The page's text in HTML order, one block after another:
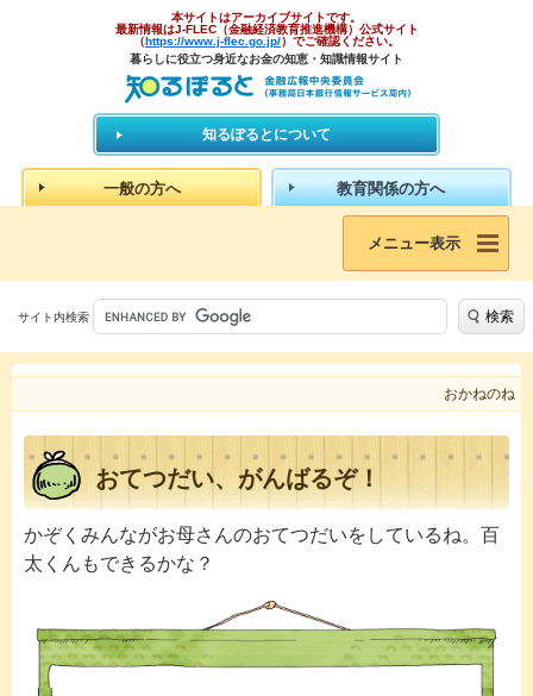
本サイトはアーカイブサイトです。
最新情報はJ-FLEC（金融経済教育推進機構）公式サイト
（https://www.j-flec.go.jp/）でご確認ください。
暮らしに役立つ身近なお金の知恵・知識情報サイト
知るぽるとについて
一般の方へ 教育関係の方へ
メニュー表示
サイト内検索 検索
おかねのね
おてつだい、がんばるぞ！
かぞくみんながお母さんのおてつだいをしているね。百
太くんもできるかな？